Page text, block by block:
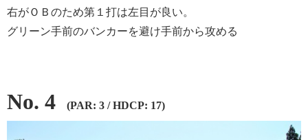
右がＯＢのため第１打は左目が良い。
グリーン手前のバンカーを避け手前から攻める
No. 4 (PAR: 3 / HDCP: 17)